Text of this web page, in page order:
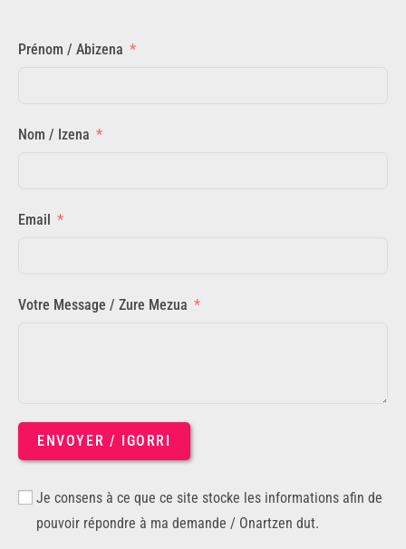
Prénom / Abizena
Nom / Izena
Email
Votre Message / Zure Mezua
ENVOYER / IGORRI
Je consens à ce que ce site stocke les informations afin de
pouvoir répondre à ma demande / Onartzen dut.